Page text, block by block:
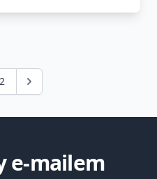
2 Další
e-mailem